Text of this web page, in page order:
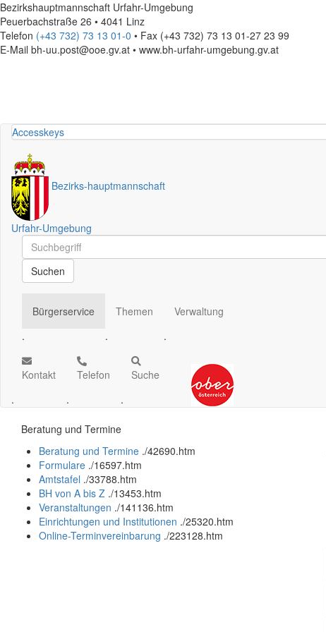
Bezirkshauptmannschaft Urfahr-Umgebung
Peuerbachstraße 26 • 4041 Linz
Telefon (+43 732) 73 13 01-0 • Fax (+43 732) 73 13 01-27 23 99
E-Mail bh-uu.post@ooe.gv.at • www.bh-urfahr-umgebung.gv.at
Accesskeys
Bezirks-hauptmannschaft
Urfahr-Umgebung
Schnellsuche
Schnellsuche
Suchen
Bürgerservice
.
Themen
.
Verwaltung
.
Kontakt
.
Telefon
.
Suche
.
Beratung und Termine
Beratung und Termine ./42690.htm
Formulare ./16597.htm
Amtstafel ./33788.htm
BH von A bis Z ./13453.htm
Veranstaltungen ./141136.htm
Einrichtungen und Institutionen ./25320.htm
Online-Terminvereinbarung ./223128.htm